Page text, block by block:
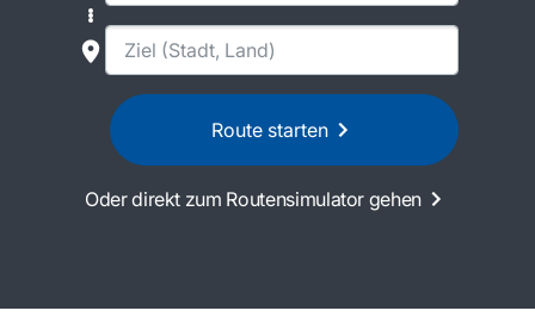
Route starten
Oder direkt zum Routensimulator gehen